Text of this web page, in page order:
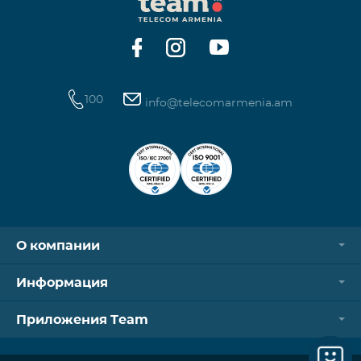
Контроллер Aqara Hub M3 Освещение — 3 зоны
100 info@telecomarmenia.am
О компании
Информация
Приложения Team